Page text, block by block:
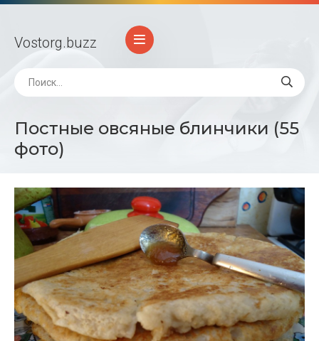
Vostorg.buzz
Постные овсяные блинчики (55
фото)